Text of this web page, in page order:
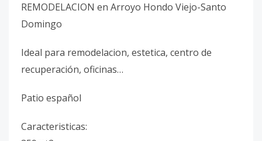
REMODELACION en Arroyo Hondo Viejo-Santo
Domingo
Ideal para remodelacion, estetica, centro de
recuperación, oficinas…
Patio español
Caracteristicas: